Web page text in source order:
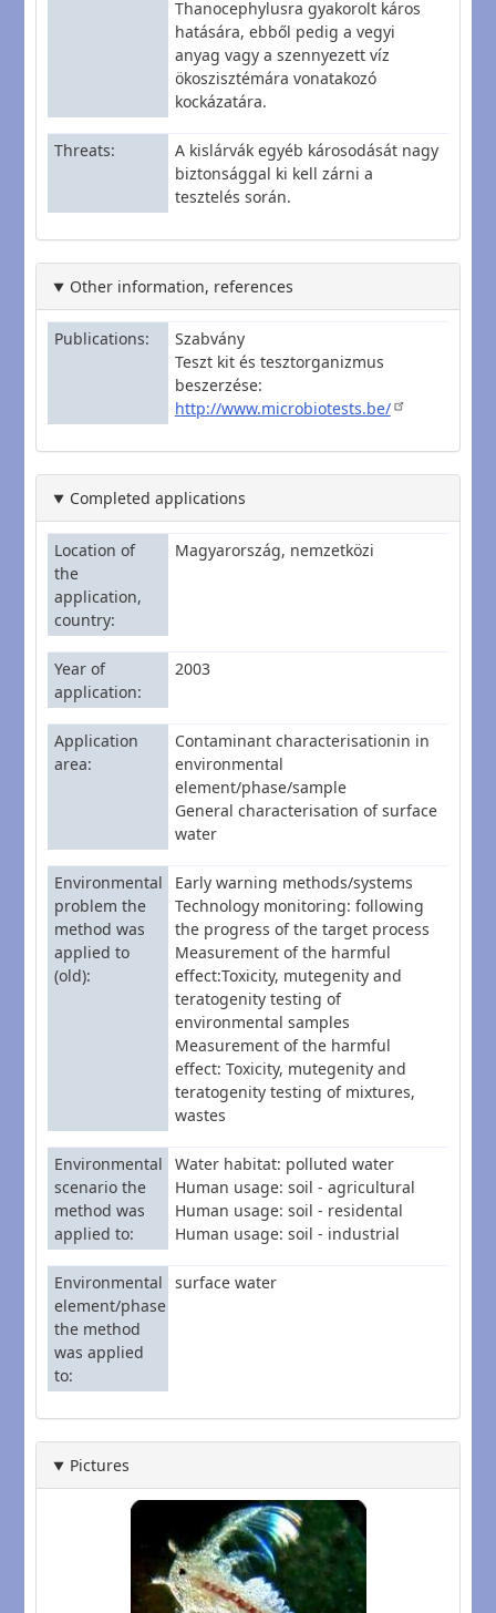
Thanocephylusra gyakorolt káros
hatására, ebből pedig a vegyi
anyag vagy a szennyezett víz
ökoszisztémára vonatakozó
kockázatára.
Threats
A kislárvák egyéb károsodását nagy
biztonsággal ki kell zárni a
tesztelés során.
Other information, references
Publications
Szabvány
Teszt kit és tesztorganizmus
beszerzése:
http://www.microbiotests.be/
Completed applications
Location of
the
application,
country
Magyarország, nemzetközi
Year of
application
2003
Application
area
Contaminant characterisationin in
environmental
element/phase/sample
General characterisation of surface
water
Environmental
problem the
method was
applied to
(old)
Early warning methods/systems
Technology monitoring: following
the progress of the target process
Measurement of the harmful
effect:Toxicity, mutegenity and
teratogenity testing of
environmental samples
Measurement of the harmful
effect: Toxicity, mutegenity and
teratogenity testing of mixtures,
wastes
Environmental
scenario the
method was
applied to
Water habitat: polluted water
Human usage: soil - agricultural
Human usage: soil - residental
Human usage: soil - industrial
Environmental
element/phase
the method
was applied
to
surface water
Pictures